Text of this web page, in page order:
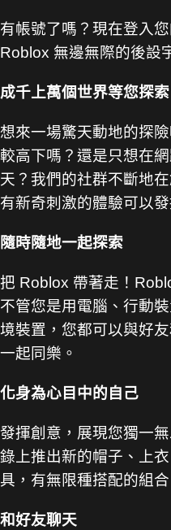
有帳號了嗎？現在登入
Roblox 無邊無際的後設
成千上萬個世界等您探索
想來一場驚天動地的探
較高下嗎？還是只想在
天？我們的社群不斷地
有新奇刺激的體驗可以發
隨時隨地一起探索
把 Roblox 帶著走！
不管您是用電腦、行動
境裝置，您都可以與好
一起同樂。
化身為心目中的自己
發揮創意，展現您獨一
錄上推出新的帽子、上
具，有無限種搭配的組合
和好友聊天